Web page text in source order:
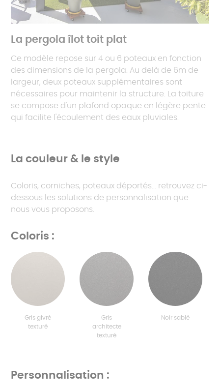
La pergola îlot toit plat
Ce modèle repose sur 4 ou 6 poteaux en fonction
des dimensions de la pergola. Au delà de 6m de
largeur, deux poteaux supplémentaires sont
nécessaires pour maintenir la structure. La toiture
se compose d'un plafond opaque en légère pente
qui facilite l'écoulement des eaux pluviales.
La couleur & le style
Coloris, corniches, poteaux déportés... retrouvez ci-
dessous les solutions de personnalisation que
nous vous proposons.
Coloris :
Gris givré
texturé
Gris
architecte
texturé
Noir sablé
Personnalisation :